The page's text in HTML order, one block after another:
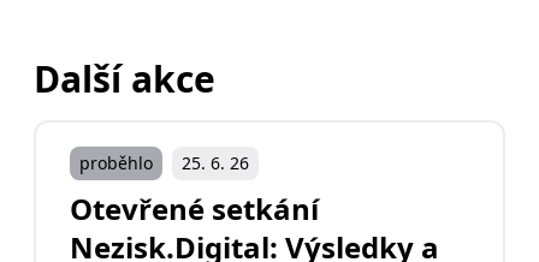
Další akce
proběhlo 25. 6. 26
Otevřené setkání
Nezisk.Digital: Výsledky a